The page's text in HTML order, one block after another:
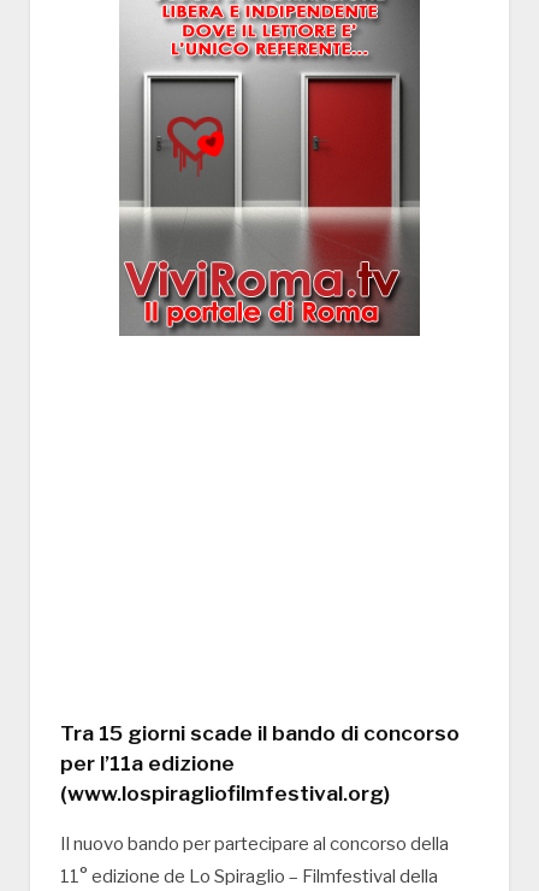
Tra 15 giorni scade il bando di concorso
per l’11a edizione
(www.lospiragliofilmfestival.org)
Il nuovo bando per partecipare al concorso della
11° edizione de Lo Spiraglio – Filmfestival della